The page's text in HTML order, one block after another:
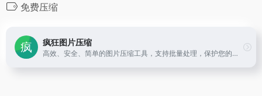
免费压缩
疯狂图片压缩
高效、安全、简单的图片压缩工具，支持批量处理，保护您的隐私